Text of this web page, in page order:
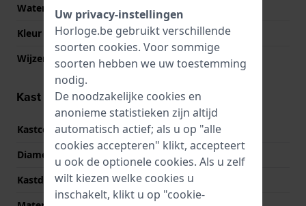
Waterdichtheid
10 Bar (zwemmen)
Kleur Wijzerplaat
Wit
Wijzer kleuren (u,m,s)
Goud, Goud, Goud
Kast informatie
Kastcode
021956
Diameter
34 mm
Kastdikte
9 mm
Uw privacy-instellingen
Horloge.be gebruikt verschillende
soorten cookies. Voor sommige
soorten hebben we uw toestemming
nodig.
De noodzakelijke cookies en
anonieme statistieken zijn altijd
automatisch actief; als u op "alle
cookies accepteren" klikt, accepteert
u ook de optionele cookies. Als u zelf
wilt kiezen welke cookies u
inschakelt, klikt u op "cookie-